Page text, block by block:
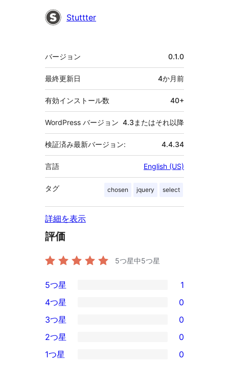
者
Stuttter
メ
タ
バージョン 0.1.0
最終更新日 4か月前
有効インストール数 40+
WordPress バージョン 4.3またはそれ以降
検証済み最新バージョン: 4.4.34
言語 English (US)
タグ chosen jquery select
詳細を表示
評価
5つ星中5つ星
1
5-
星
レ
ビ
5つ星 1
4-
星
レ
4つ星 0
0
3-
星
3つ星 0
2-
2つ星 0
1つ星 0